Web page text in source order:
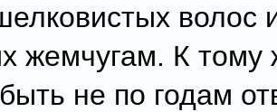
волос
жемчугам. К
не по годам